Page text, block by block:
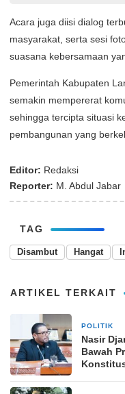
Acara juga diisi dialog
masyarakat, serta sesi
suasana kebersamaan
Pemerintah Kabupaten
semakin mempererat
sehingga tercipta situasi
pembangunan yang
Editor: Redaksi
Reporter: M. Abdul Jabar
TAG
Disambut Hangat
ARTIKEL TERKAIT
POLITIK
Nasir
Bawah